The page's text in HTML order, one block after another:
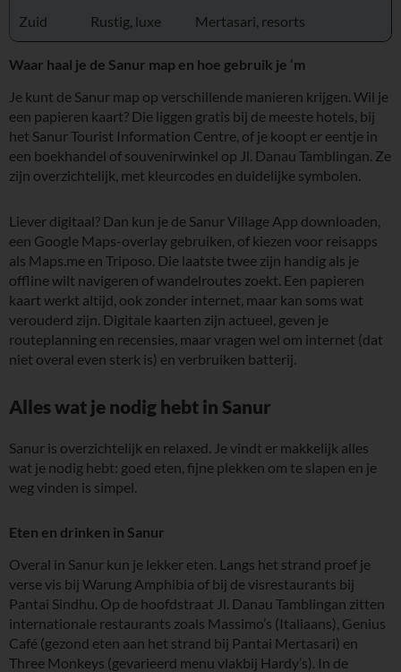
Zuid Rustig, luxe Mertasari, resorts
Waar haal je de Sanur map en hoe gebruik je ‘m
Je kunt de Sanur map op verschillende manieren krijgen. Wil je
een papieren kaart? Die liggen gratis bij de meeste hotels, bij
het Sanur Tourist Information Centre, of je koopt er eentje in
een boekhandel of souvenirwinkel op Jl. Danau Tamblingan. Ze
zijn overzichtelijk, met kleurcodes en duidelijke symbolen.
Liever digitaal? Dan kun je de Sanur Village App downloaden,
een Google Maps-overlay gebruiken, of kiezen voor reisapps
als Maps.me en Triposo. Die laatste twee zijn handig als je
offline wilt navigeren of wandelroutes zoekt. Een papieren
kaart werkt altijd, ook zonder internet, maar kan soms wat
verouderd zijn. Digitale kaarten zijn actueel, geven je
routeplanning en recensies, maar vragen wel om internet (dat
niet overal even sterk is) en verbruiken batterij.
Alles wat je nodig hebt in Sanur
Sanur is overzichtelijk en relaxed. Je vindt er makkelijk alles
wat je nodig hebt: goed eten, fijne plekken om te slapen en je
weg vinden is simpel.
Eten en drinken in Sanur
Overal in Sanur kun je lekker eten. Langs het strand proef je
verse vis bij Warung Amphibia of bij de visrestaurants bij
Pantai Sindhu. Op de hoofdstraat Jl. Danau Tamblingan zitten
internationale restaurants zoals Massimo’s (Italiaans), Genius
Café (gezond eten aan het strand bij Pantai Mertasari) en
Three Monkeys (gevarieerd menu vlakbij Hardy’s). In de